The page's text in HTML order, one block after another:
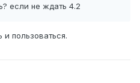
если не ждать 4.2
пользоваться.